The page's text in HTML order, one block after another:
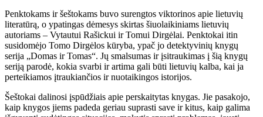
Penktokams ir šeštokams buvo surengtos viktorinos apie lietuvių
literatūrą, o ypatingas dėmesys skirtas šiuolaikiniams lietuvių
autoriams – Vytautui Rašickui ir Tomui Dirgėlai. Penktokai itin
susidomėjo Tomo Dirgėlos kūryba, ypač jo detektyvinių knygų
serija „Domas ir Tomas“. Jų smalsumas ir įsitraukimas į šią knygų
seriją parodė, kokia svarbi ir artima gali būti lietuvių kalba, kai ja
perteikiamos įtraukiančios ir nuotaikingos istorijos.
Šeštokai dalinosi įspūdžiais apie perskaitytas knygas. Jie pasakojo,
kaip knygos jiems padeda geriau suprasti save ir kitus, kaip galima